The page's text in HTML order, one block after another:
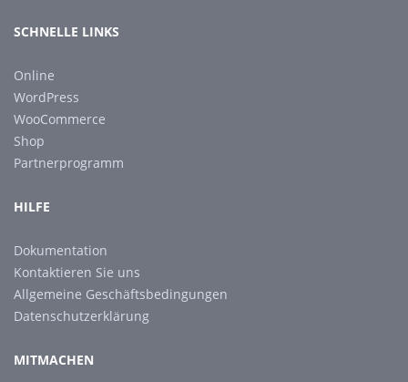
SCHNELLE LINKS
Online
WordPress
WooCommerce
Shop
Partnerprogramm
HILFE
Dokumentation
Kontaktieren Sie uns
Allgemeine Geschäftsbedingungen
Datenschutzerklärung
MITMACHEN